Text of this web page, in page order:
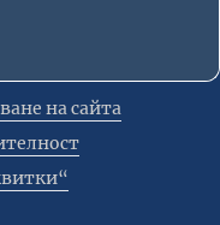
на сайта